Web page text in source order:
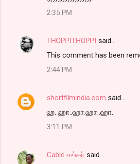
2:35 PM
THOPPITHOPPI said…
This comment has been
2:44 PM
shortfilmindia.com said…
ஹ..ஹா..ஹா.ஹா..ஹா.
3:11 PM
Cable சங்கர் said…